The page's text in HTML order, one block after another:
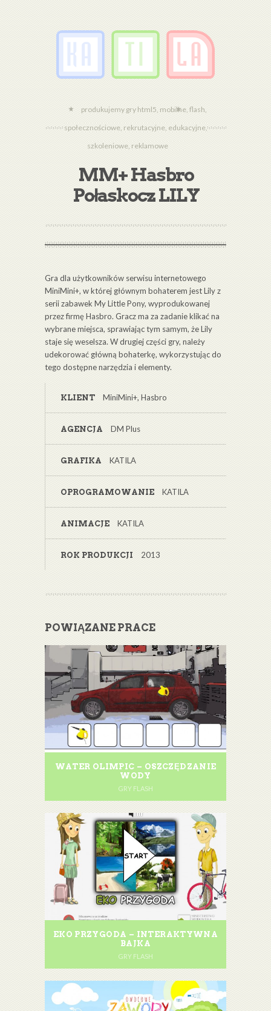
produkujemy gry html5, mobilne, flash,
społecznościowe, rekrutacyjne, edukacyjne,
szkoleniowe, reklamowe
MM+ Hasbro
Połaskocz LILY
Gra dla użytkowników serwisu internetowego
MiniMini+, w której głównym bohaterem jest Lily z
serii zabawek My Little Pony, wyprodukowanej
przez firmę Hasbro. Gracz ma za zadanie klikać na
wybrane miejsca, sprawiając tym samym, że Lily
staje się weselsza. W drugiej części gry, należy
udekorować główną bohaterkę, wykorzystując do
tego dostępne narzędzia i elementy.
KLIENT MiniMini+, Hasbro
AGENCJA DM Plus
GRAFIKA KATILA
OPROGRAMOWANIE KATILA
ANIMACJE KATILA
ROK PRODUKCJI 2013
POWIĄZANE PRACE
WATER OLIMPIC – OSZCZĘDZANIE
WODY
GRY FLASH
EKO PRZYGODA – INTERAKTYWNA
BAJKA
GRY FLASH